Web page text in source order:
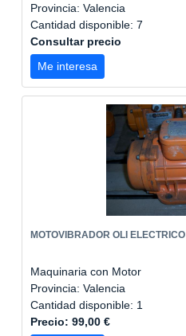
Provincia: Valencia
Cantidad disponible: 7
Consultar precio
Me interesa
MOTOVIBRADOR OLI ELECTRICO
Maquinaria con Motor
Provincia: Valencia
Cantidad disponible: 1
Precio: 99,00 €